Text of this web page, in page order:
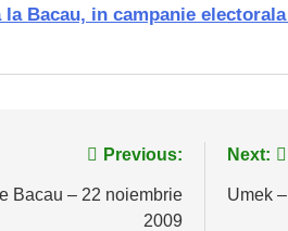
la Bacau, in campanie
Previous:
Bacau – 22 noiembrie
2009
Next:
Umek